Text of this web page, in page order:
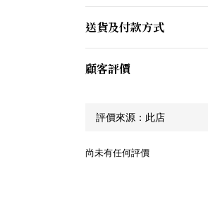
送貨及付款方式
顧客評價
尚未有任何評價